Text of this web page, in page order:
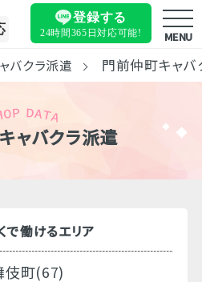
登録する
24時間365日対応可能! MENU
バクラ派遣 門前仲町キャバ
ャバクラ派遣
で働けるエリア
伎町(67)